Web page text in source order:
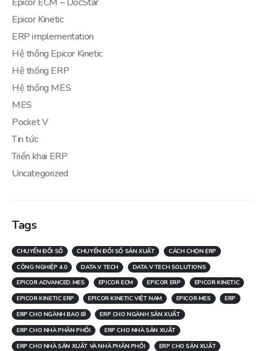
Epicor Kinetic
ERP implementation
Hệ thống Epicor Kinetic
Hệ thống ERP
Hệ thống MES
MES
Pocket V
Tin tức
Triển khai ERP
Uncategorized
Tags
CHUYỂN ĐỔI SỐ CHUYỂN ĐỔI SỐ SẢN XUẤT
CÁCH CHỌN ERP
CÔNG NGHIỆP 4.0
DATA V TECH
DATA V TECH SOLUTIONS
EPICOR ADVANCED MES
EPICOR ECM EPICOR ERP
EPICOR KINETIC
EPICOR KINETIC ERP
EPICOR KINETIC VIỆT NAM EPICOR MES
ERP
ERP CHO NGÀNH BAO BÌ
ERP CHO NGÀNH SẢN XUẤT
ERP CHO NHÀ PHÂN PHỐI
ERP CHO NHÀ SẢN XUẤT
ERP CHO NHÀ SẢN XUẤT VÀ NHÀ PHÂN PHỐI
ERP CHO SẢN XUẤT